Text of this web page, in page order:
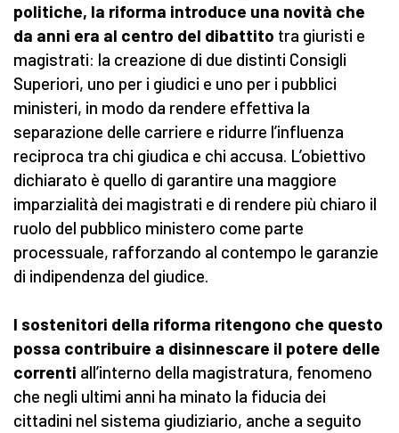
politiche, la riforma introduce una novità che
da anni era al centro del dibattito tra giuristi e
magistrati: la creazione di due distinti Consigli
Superiori, uno per i giudici e uno per i pubblici
ministeri, in modo da rendere effettiva la
separazione delle carriere e ridurre l’influenza
reciproca tra chi giudica e chi accusa. L’obiettivo
dichiarato è quello di garantire una maggiore
imparzialità dei magistrati e di rendere più chiaro il
ruolo del pubblico ministero come parte
processuale, rafforzando al contempo le garanzie
di indipendenza del giudice.
I sostenitori della riforma ritengono che questo
possa contribuire a disinnescare il potere delle
correnti all’interno della magistratura, fenomeno
che negli ultimi anni ha minato la fiducia dei
cittadini nel sistema giudiziario, anche a seguito